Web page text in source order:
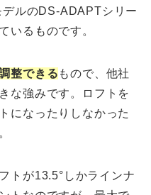
ルのDS-ADAPTシリー
いるものです。
整できる もので、他社
な強みです。ロフトを
になったりしなかった
トが13.5°しかラインナ